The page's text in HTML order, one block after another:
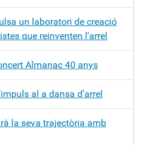
un laboratori de creació
que reinventen l'arrel
Almanac 40 anys
al a dansa d'arrel
la seva trajectòria amb